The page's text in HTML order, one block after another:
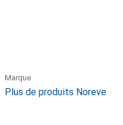
Marque
Plus de produits Noreve